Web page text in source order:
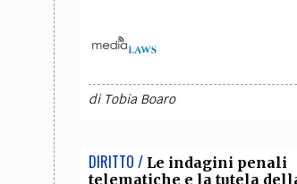
di Tobia Boaro
DIRITTO / ​​​​​​​Le indagini penali
telematiche e la tutela